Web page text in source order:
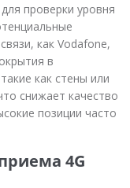
проверки уровня
как Vodafone,
в
как стены или
снижает качество
позиции часто
4G